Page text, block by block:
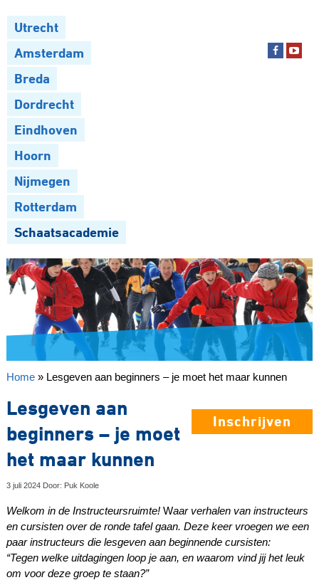
Utrecht
Amsterdam
Breda
Dordrecht
Eindhoven
Hoorn
Nijmegen
Rotterdam
Schaatsacademie
Home» Lesgeven aan beginners – je moet het maar kunnen
Inschrijven
Lesgeven aan
beginners – je moet
het maar kunnen
3 juli 2024 Door: Puk Koole
Welkom in de Instructeursruimte!Waar verhalen van instructeurs
en cursisten over de ronde tafel gaan. Deze keer vroegen we een
paar instructeurs die lesgeven aan beginnende cursisten:
“Tegen welke uitdagingen loop je aan, en waarom vind jij het leuk
om voor deze groep te staan?”